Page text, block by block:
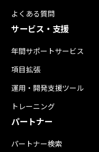
よくある質問
サービス・支援
年間サポートサービス
項目拡張
運用・開発支援ツール
トレーニング
パートナー
パートナー検索